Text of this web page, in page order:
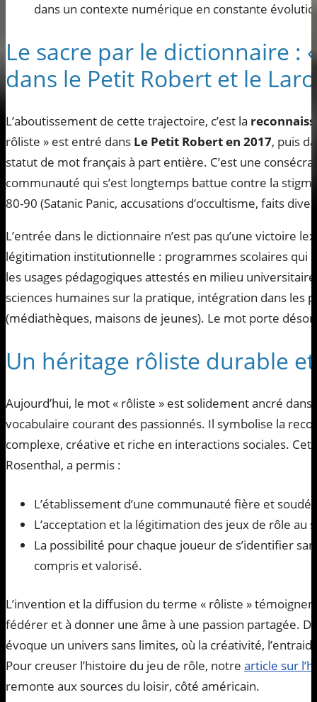
dans un contexte numérique en constante
Le sacre par le dictionnaire :
dans le Petit Robert et le
L’aboutissement de cette trajectoire, c’est la
rôliste » est entré dans Le Petit Robert en 2017, puis
statut de mot français à part entière. C’est une
communauté qui s’est longtemps battue contre la
80-90 (Satanic Panic, accusations d’occultisme, faits
L’entrée dans le dictionnaire n’est pas qu’une victoire
légitimation institutionnelle : programmes scolaires qui
les usages pédagogiques attestés en milieu
sciences humaines sur la pratique, intégration dans les
(médiathèques, maisons de jeunes). Le mot porte
Un héritage rôliste durable
Aujourd’hui, le mot « rôliste » est solidement ancré
vocabulaire courant des passionnés. Il symbolise la
complexe, créative et riche en interactions sociales.
Rosenthal, a permis :
L’établissement d’une communauté fière et
L’acceptation et la légitimation des jeux de rôle au
La possibilité pour chaque joueur de s’identifier
compris et valorisé.
L’invention et la diffusion du terme « rôliste »
fédérer et à donner une âme à une passion partagée.
évoque un univers sans limites, où la créativité,
Pour creuser l’histoire du jeu de rôle, notre article sur
remonte aux sources du loisir, côté américain.